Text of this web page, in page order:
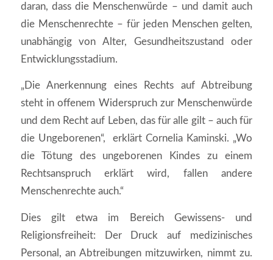
daran, dass die Menschenwürde – und damit auch
die Menschenrechte – für jeden Menschen gelten,
unabhängig von Alter, Gesundheitszustand oder
Entwicklungsstadium.
„Die Anerkennung eines Rechts auf Abtreibung
steht in offenem Widerspruch zur Menschenwürde
und dem Recht auf Leben, das für alle gilt – auch für
die Ungeborenen“, erklärt Cornelia Kaminski. „Wo
die Tötung des ungeborenen Kindes zu einem
Rechtsanspruch erklärt wird, fallen andere
Menschenrechte auch.“
Dies gilt etwa im Bereich Gewissens- und
Religionsfreiheit: Der Druck auf medizinisches
Personal, an Abtreibungen mitzuwirken, nimmt zu.